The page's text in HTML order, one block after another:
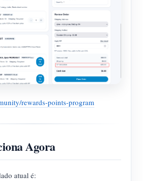
rewards-points-program
Agora
atual é: